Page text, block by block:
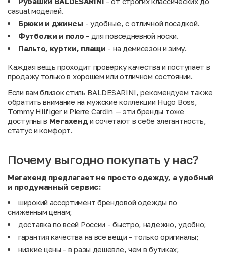
casual моделей.
Брюки и джинсы - удобные, с отличной посадкой.
Футболки и поло - для повседневной носки.
Пальто, куртки, плащи - на демисезон и зиму.
Каждая вещь проходит проверку качества и поступает в
продажу только в хорошем или отличном состоянии.
Если вам близок стиль BALDESARINI, рекомендуем также
обратить внимание на мужские коллекции Hugo Boss,
Tommy Hilfigerи Pierre Cardin — эти бренды тоже
доступны в Мегахенд и сочетают в себе элегантность,
статус и комфорт.
Почему выгодно покупать у нас?
Мегахенд предлагает не просто одежду, а удобный
и продуманный сервис:
широкий ассортимент брендовой одежды по
сниженным ценам;
доставка по всей России - быстро, надежно, удобно;
гарантия качества на все вещи - только оригиналы;
низкие цены - в разы дешевле, чем в бутиках;